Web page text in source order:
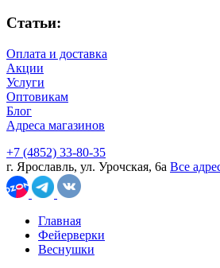
Статьи:
Оплата и доставка
Акции
Услуги
Оптовикам
Блог
Адреса магазинов
+7 (4852) 33-80-35
г. Ярославль, ул. Урочская, 6а Все
Главная
Фейерверки
Веснушки